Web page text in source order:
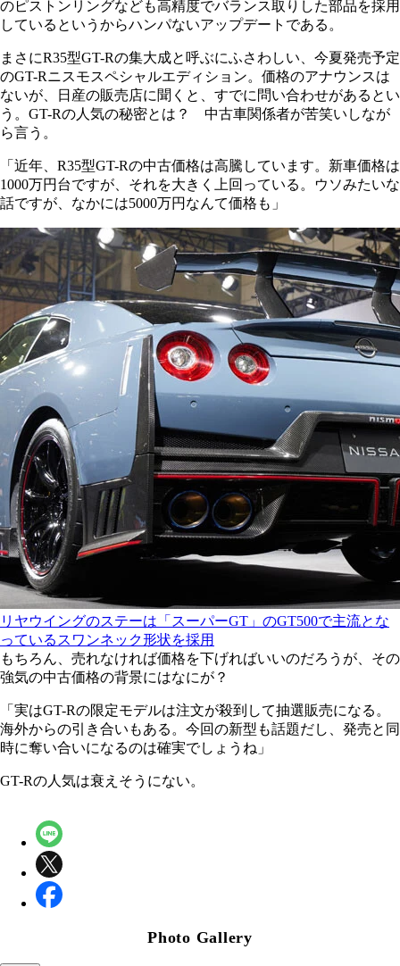
のピストンリングなども高精度でバランス取りした部品を採用
しているというからハンパないアップデートである。
まさにR35型GT-Rの集大成と呼ぶにふさわしい、今夏発売予定
のGT-Rニスモスペシャルエディション。価格のアナウンスは
ないが、日産の販売店に聞くと、すでに問い合わせがあるとい
う。GT-Rの人気の秘密とは？ 中古車関係者が苦笑いしなが
ら言う。
「近年、R35型GT-Rの中古価格は高騰しています。新車価格は
1000万円台ですが、それを大きく上回っている。ウソみたいな
話ですが、なかには5000万円なんて価格も」
リヤウイングのステーは「スーパーGT」のGT500で主流とな
っているスワンネック形状を採用
もちろん、売れなければ価格を下げればいいのだろうが、その
強気の中古価格の背景にはなにが？
「実はGT-Rの限定モデルは注文が殺到して抽選販売になる。
海外からの引き合いもある。今回の新型も話題だし、発売と同
時に奪い合いになるのは確実でしょうね」
GT-Rの人気は衰えそうにない。
Photo Gallery